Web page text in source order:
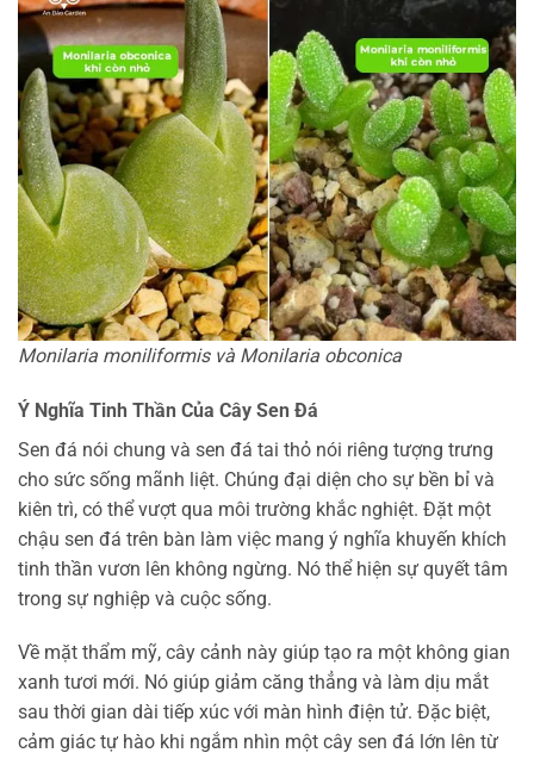
Monilaria moniliformis và Monilaria obconica
Ý Nghĩa Tinh Thần Của Cây Sen Đá
Sen đá nói chung và sen đá tai thỏ nói riêng tượng trưng
cho sức sống mãnh liệt. Chúng đại diện cho sự bền bỉ và
kiên trì, có thể vượt qua môi trường khắc nghiệt. Đặt một
chậu sen đá trên bàn làm việc mang ý nghĩa khuyến khích
tinh thần vươn lên không ngừng. Nó thể hiện sự quyết tâm
trong sự nghiệp và cuộc sống.
Về mặt thẩm mỹ, cây cảnh này giúp tạo ra một không gian
xanh tươi mới. Nó giúp giảm căng thẳng và làm dịu mắt
sau thời gian dài tiếp xúc với màn hình điện tử. Đặc biệt,
cảm giác tự hào khi ngắm nhìn một cây sen đá lớn lên từ